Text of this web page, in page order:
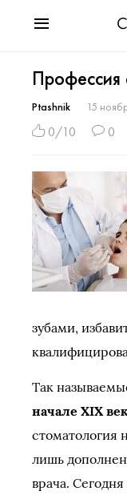
Мода
Звезды
Гороскопы
Психология
Хобби
Разное
Праздники
Профессия
Ptashnik 15
0/10 0
зубами,
Так
начале XIX
стоматология
лишь
врача.